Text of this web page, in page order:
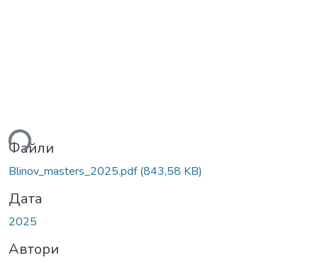
Файли
Blinov_masters_2025.pdf(843,58 KB)
Дата
2025
Автори